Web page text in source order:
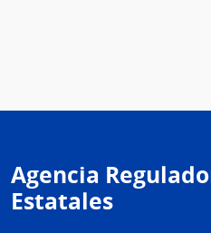
Agencia
Estatales